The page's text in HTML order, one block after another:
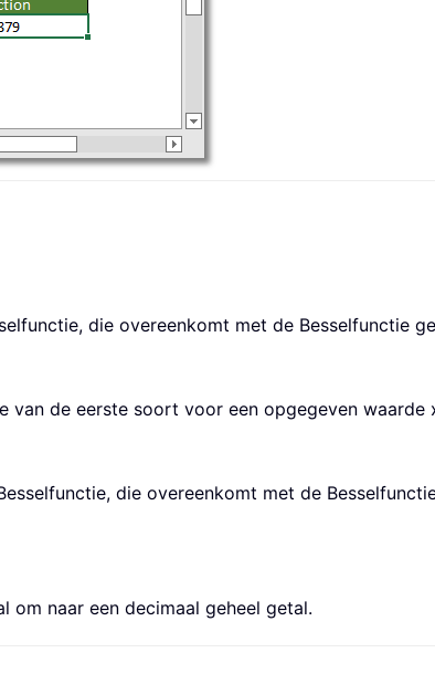
die overeenkomt met de Besselfunctie
van de eerste soort voor een opgegeven waarde
die overeenkomt met de
om naar een decimaal geheel getal.